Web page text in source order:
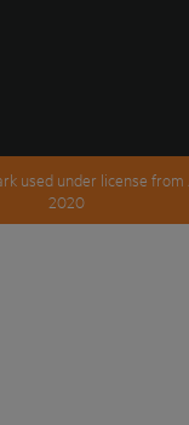
used under license
2020